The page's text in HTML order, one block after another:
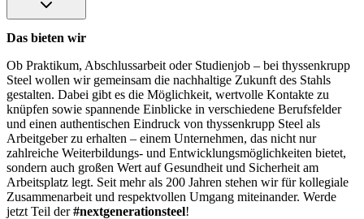
Das bieten wir
Ob Praktikum, Abschlussarbeit oder Studienjob – bei thyssenkrupp
Steel wollen wir gemeinsam die nachhaltige Zukunft des Stahls
gestalten. Dabei gibt es die Möglichkeit, wertvolle Kontakte zu
knüpfen sowie spannende Einblicke in verschiedene Berufsfelder
und einen authentischen Eindruck von thyssenkrupp Steel als
Arbeitgeber zu erhalten – einem Unternehmen, das nicht nur
zahlreiche Weiterbildungs- und Entwicklungsmöglichkeiten bietet,
sondern auch großen Wert auf Gesundheit und Sicherheit am
Arbeitsplatz legt. Seit mehr als 200 Jahren stehen wir für kollegiale
Zusammenarbeit und respektvollen Umgang miteinander. Werde
jetzt Teil der#nextgenerationsteel!